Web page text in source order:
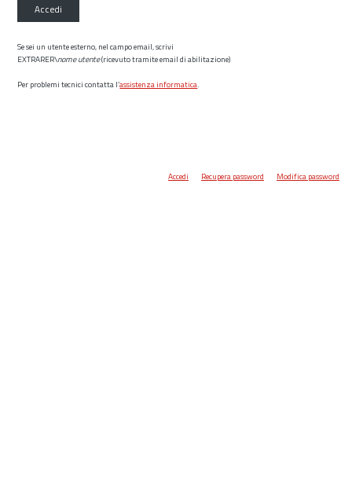
Accedi
Se sei un utente esterno, nel campo email, scrivi
EXTRARER\nome utente(ricevuto tramite email di abilitazione)
Per problemi tecnici contatta l’assistenza informatica.
Accedi Recupera password Modifica password